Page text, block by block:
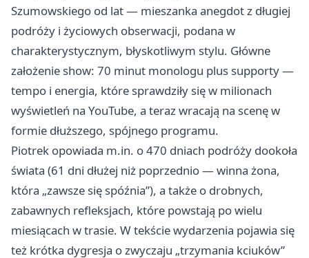
Szumowskiego od lat — mieszanka anegdot z długiej
podróży i życiowych obserwacji, podana w
charakterystycznym, błyskotliwym stylu. Główne
założenie show: 70 minut monologu plus supporty —
tempo i energia, które sprawdziły się w milionach
wyświetleń na YouTube, a teraz wracają na scenę w
formie dłuższego, spójnego programu.
Piotrek opowiada m.in. o 470 dniach podróży dookoła
świata (61 dni dłużej niż poprzednio — winna żona,
która „zawsze się spóźnia”), a także o drobnych,
zabawnych refleksjach, które powstają po wielu
miesiącach w trasie. W tekście wydarzenia pojawia się
też krótka dygresja o zwyczaju „trzymania kciuków”